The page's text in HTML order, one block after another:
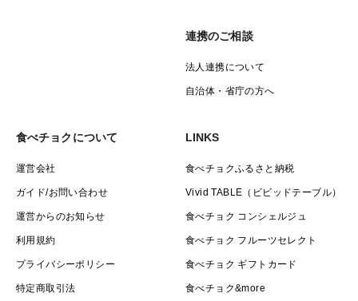
連携のご相談
法人連携について
自治体・省庁の方へ
食べチョクについて
運営会社
ガイド/お問い合わせ
運営からのお知らせ
利用規約
プライバシーポリシー
特定商取引法
LINKS
食べチョクふるさと納税
Vivid TABLE（ビビッドテーブル）
食べチョク コンシェルジュ
食べチョク フルーツセレクト
食べチョク ギフトカード
食べチョク&more